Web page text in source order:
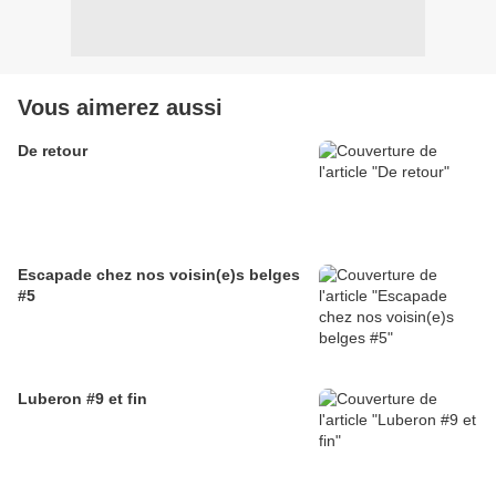
Vous aimerez aussi
De retour
Escapade chez nos voisin(e)s belges
#5
Luberon #9 et fin